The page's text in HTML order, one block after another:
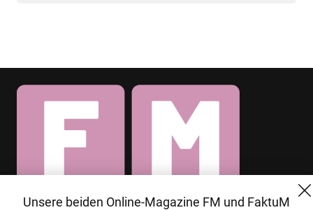
© 2026 MG Mediengruppe GmbH
Unsere beiden Online-Magazine FM und FaktuM